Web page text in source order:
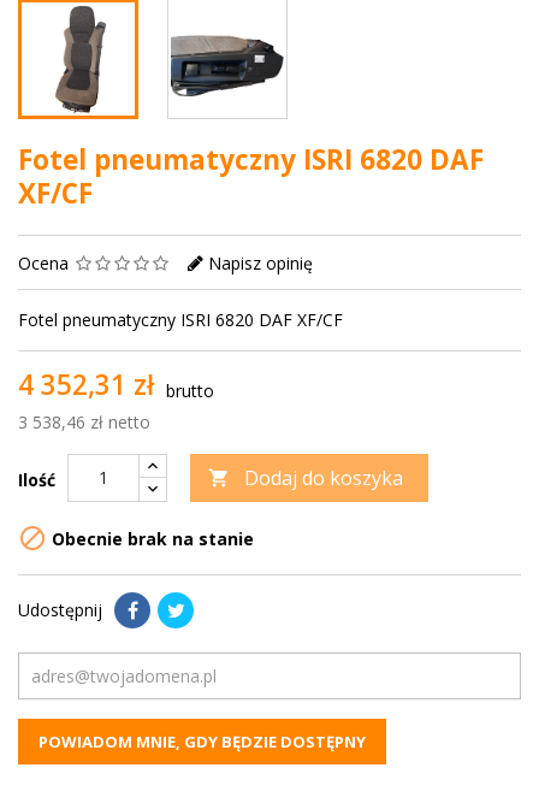
Fotel pneumatyczny ISRI 6820 DAF
XF/CF
Ocena Napisz opinię
Fotel pneumatyczny ISRI 6820 DAF XF/CF
4 352,31 zł
3 538,46 zł netto
brutto
Ilość  Dodaj do koszyka
 Obecnie brak na stanie
Udostępnij
POWIADOM MNIE, GDY BĘDZIE DOSTĘPNY